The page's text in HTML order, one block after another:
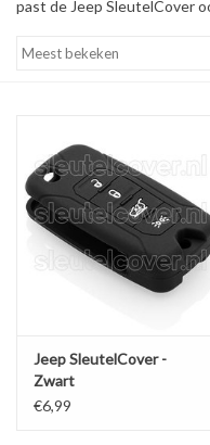
past de Jeep SleutelCover
Jeep SleutelCover -
Zwart
€6,99